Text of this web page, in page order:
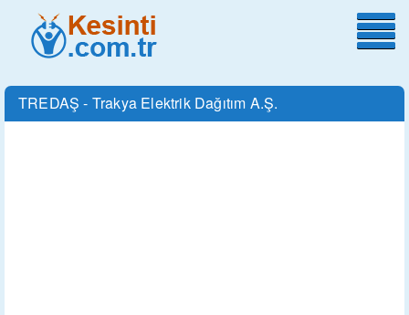
TREDAŞ - Trakya Elektrik Dağıtım A.Ş.